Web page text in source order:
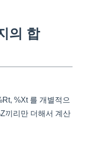
의 합
%Xt 를 개별적으
끼리만 더해서 계산